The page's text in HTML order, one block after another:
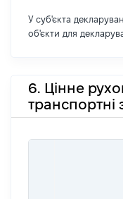
У суб'єкта
об'єкти для
6. Цінне
транспортні